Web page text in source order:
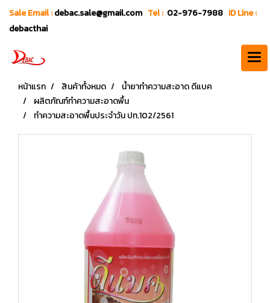
Sale Email :debac.sale@gmail.com Tel : 02-976-7988 ID Line :
debacthai
หน้าแรก สินค้าทั้งหมด
น้ำยาทำความสะอาด ดีแบค
ผลิตภัณฑ์ทำความสะอาดพื้น
ทำความสะอาดพื้นประจำวัน ปท.102/2561